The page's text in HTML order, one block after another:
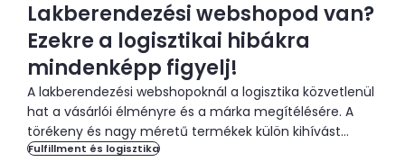
Lakberendezési webshopod van?
Ezekre a logisztikai hibákra
mindenképp figyelj!
A lakberendezési webshopoknál a logisztika közvetlenül
hat a vásárlói élményre és a márka megítélésére. A
törékeny és nagy méretű termékek külön kihívást
jelentenek. Mutatjuk, mire figyelj.
Fulfillment és logisztika